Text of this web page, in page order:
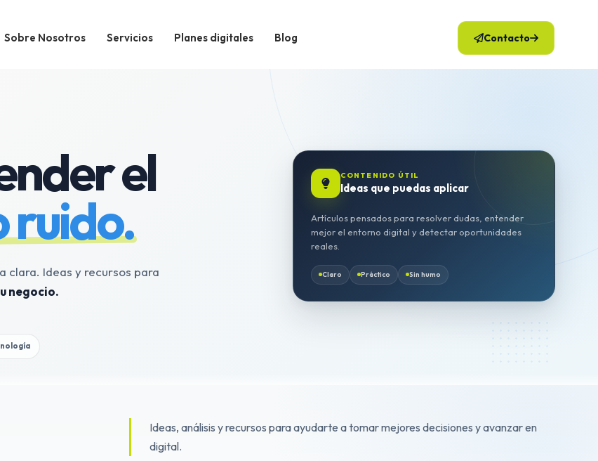
Sobre Nosotros Servicios Planes digitales Blog Contacto
el
ruido.
clara. Ideas y recursos para
negocio.
CONTENIDO ÚTIL
Ideas que puedas aplicar
Artículos pensados para resolver dudas, entender
mejor el entorno digital y detectar oportunidades
reales.
Claro Práctico Sin humo
Ideas, análisis y recursos para ayudarte a tomar mejores decisiones y avanzar en
digital.